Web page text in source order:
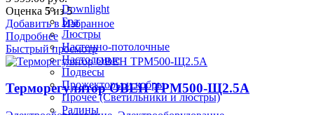
Downlight
Бра
Люстры
Настенно-потолочные
Настольные
Подвесы
Прожекторы и кобры
Прочее (Светильники и люстры)
Ралины
Оценка 5из 5
Добавить в Избранное
Подробнее
Быстрый просмотр
Терморегулятор ОВЕН ТРМ500-Щ2.5А